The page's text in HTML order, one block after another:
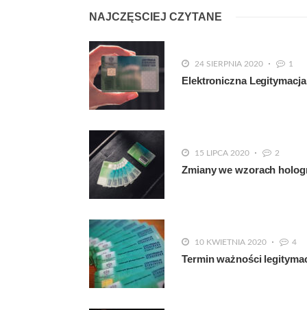
NAJCZĘSCIEJ CZYTANE
24 SIERPNIA 2020 1
Elektroniczna
15 LIPCA 2020 2
Zmiany we wzorach
10 KWIETNIA 2020 4
Termin ważności